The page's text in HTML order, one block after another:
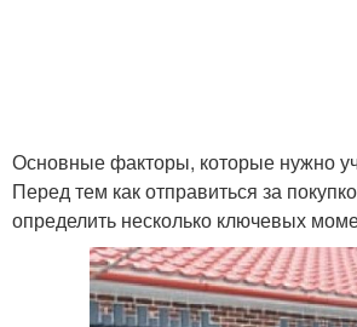
Ворот по сравнению
Основные факторы, которые нужно
Перед тем как отправиться за
определить несколько ключевых